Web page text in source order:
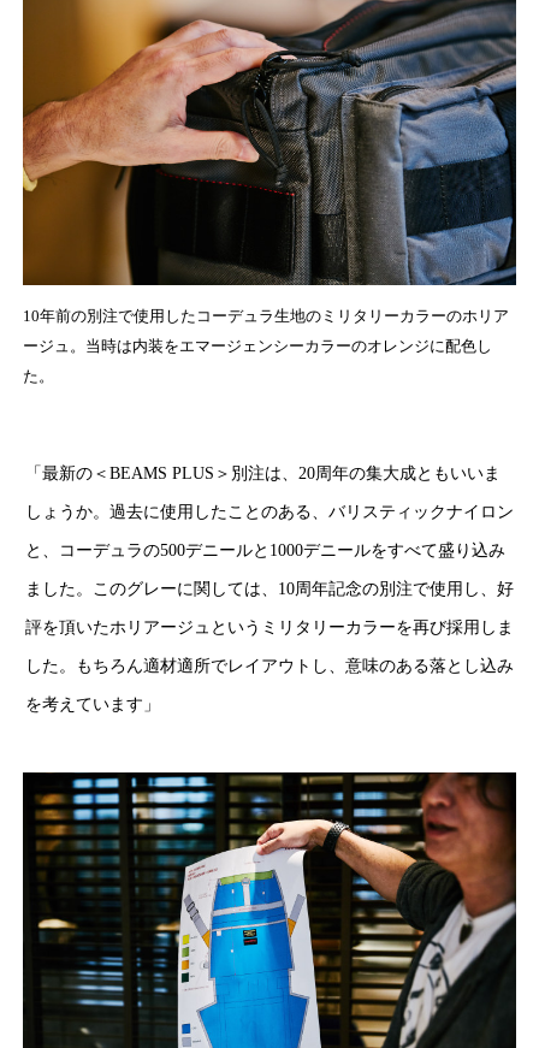
10年前の別注で使用したコーデュラ生地のミリタリーカラーのホリア
ージュ。 当時は内装をエマージェンシーカラーのオレンジに配色し
た。
「最新の＜BEAMS PLUS＞別注は、20周年の集大成ともいいま
しょうか。過去に使用したことのある、バリスティックナイロン
と、コーデュラの500デニールと1000デニールをすべて盛り込み
ました。このグレーに関しては、10周年記念の別注で使用し、好
評を頂いたホリアージュというミリタリーカラーを再び採用しま
した。もちろん適材適所でレイアウトし、意味のある落とし込み
を考えています」